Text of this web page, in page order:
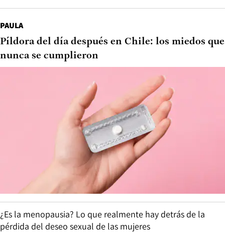
PAULA
Píldora del día después en Chile: los miedos que
nunca se cumplieron
¿Es la menopausia? Lo que realmente hay detrás de la
pérdida del deseo sexual de las mujeres